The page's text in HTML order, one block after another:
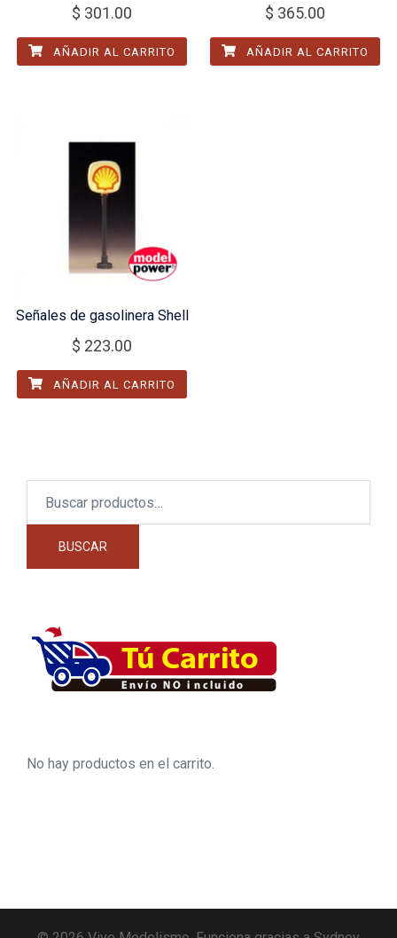
$ 301.00
AÑADIR AL CARRITO
$ 365.00
AÑADIR AL CARRITO
Señales de gasolinera Shell
$ 223.00
AÑADIR AL CARRITO
BUSCAR
No hay productos en el carrito.